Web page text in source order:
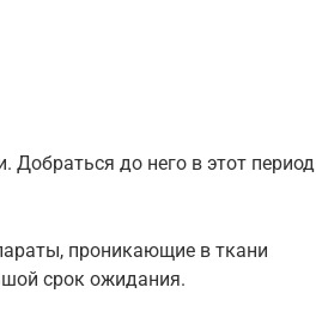
Добраться до него в этот период
проникающие в ткани
срок ожидания.